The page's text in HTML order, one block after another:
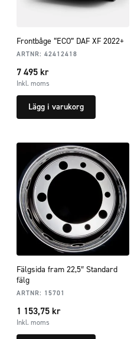
Frontbåge “ECO” DAF XF 2022+
ARTNR: 42412418
7 495 kr
Inkl. moms
Lägg i varukorg
Fälgsida fram 22,5″ Standard
fälg
ARTNR: 15701
1 153,75 kr
Inkl. moms